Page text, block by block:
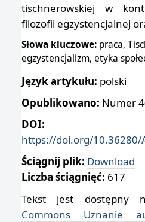
tischnerowskiej w
filozofii egzystencjalnej
Słowa kluczowe: praca,
egzystencjalizm, etyka
Język artykułu: polski
Opublikowano: Numer
DOI:
https://doi.org/10.36280/
Ściągnij plik: Download
Liczba ściągnięć: 617
Tekst jest dostępny
Commons Uznanie